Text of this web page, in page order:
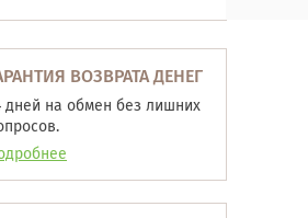
ВОЗВРАТА ДЕНЕГ
дней на обмен без лишних